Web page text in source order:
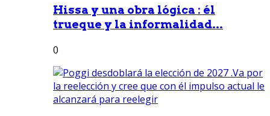
Hissa y una obra lógica : él
trueque y la informalidad...
0